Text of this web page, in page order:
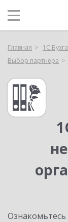
Главная
Выбор партнёра